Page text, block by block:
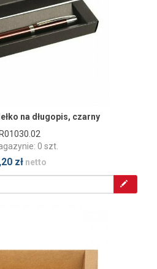
na długopis, czarny
R01030.02
0 szt.
złnetto